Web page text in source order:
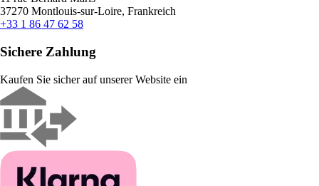
37270 Montlouis-sur-Loire, Frankreich
+33 1 86 47 62 58
Sichere Zahlung
Kaufen Sie sicher auf unserer Website ein